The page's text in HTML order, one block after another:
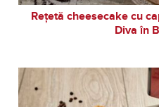
Rețetă cheesecake cu
Diva în